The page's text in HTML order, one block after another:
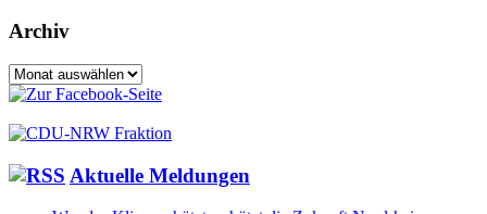
Archiv
Archiv
Aktuelle Meldungen